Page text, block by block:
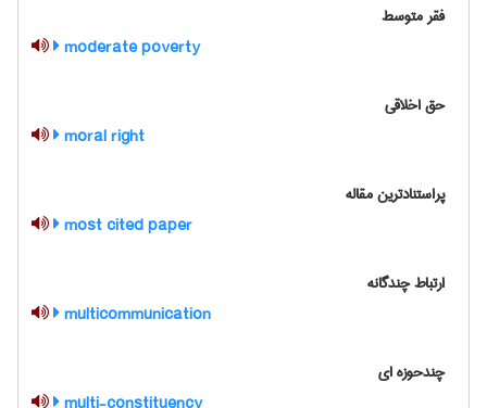
فقر متوسط
moderate poverty
حق اخلاقی
moral right
پراستنادترین مقاله
most cited paper
ارتباط چندگانه
multicommunication
چندحوزه ای